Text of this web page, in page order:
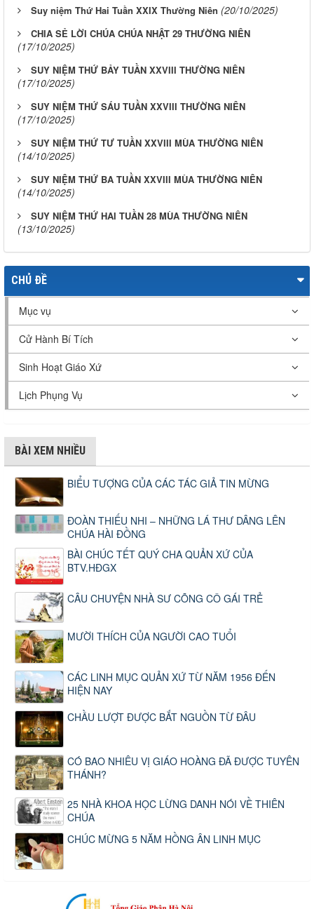
Suy niệm Thứ Hai Tuần XXIX Thường Niên (20/10/2025)
CHIA SẺ LỜI CHÚA CHÚA NHẬT 29 THƯỜNG NIÊN
(17/10/2025)
SUY NIỆM THỨ BẢY TUẦN XXVIII THƯỜNG NIÊN
(17/10/2025)
SUY NIỆM THỨ SÁU TUẦN XXVIII THƯỜNG NIÊN
(17/10/2025)
SUY NIỆM THỨ TƯ TUẦN XXVIII MÙA THƯỜNG NIÊN
(14/10/2025)
SUY NIỆM THỨ BA TUẦN XXVIII MÙA THƯỜNG NIÊN
(14/10/2025)
SUY NIỆM THỨ HAI TUẦN 28 MÙA THƯỜNG NIÊN
(13/10/2025)
CHỦ ĐỀ
Mục vụ
Cử Hành Bí Tích
Sinh Hoạt Giáo Xứ
Lịch Phụng Vụ
BÀI XEM NHIỀU
BIỂU TƯỢNG CỦA CÁC TÁC GIẢ TIN MỪNG
ĐOÀN THIẾU NHI – NHỮNG LÁ THƯ DÂNG LÊN
CHÚA HÀI ĐỒNG
BÀI CHÚC TẾT QUÝ CHA QUẢN XỨ CỦA
BTV.HĐGX
CÂU CHUYỆN NHÀ SƯ CÕNG CÔ GÁI TRẺ
MƯỜI THÍCH CỦA NGƯỜI CAO TUỔI
CÁC LINH MỤC QUẢN XỨ TỪ NĂM 1956 ĐẾN
HIỆN NAY
CHẦU LƯỢT ĐƯỢC BẮT NGUỒN TỪ ĐÂU
CÓ BAO NHIÊU VỊ GIÁO HOÀNG ĐÃ ĐƯỢC TUYÊN
THÁNH?
25 NHÀ KHOA HỌC LỪNG DANH NÓI VỀ THIÊN
CHÚA
CHÚC MỪNG 5 NĂM HỒNG ÂN LINH MỤC